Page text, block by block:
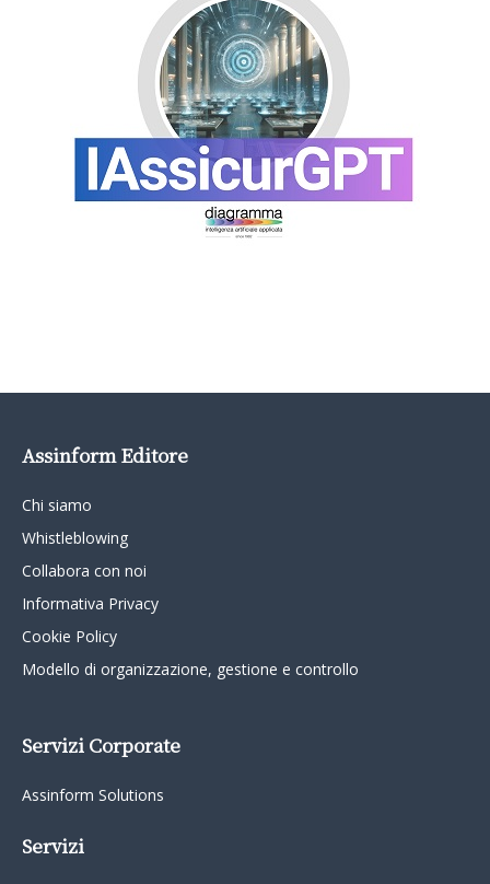
Assinform Editore
Chi siamo
Whistleblowing
Collabora con noi
Informativa Privacy
Cookie Policy
Modello di organizzazione, gestione e controllo
Servizi Corporate
Assinform Solutions
Servizi